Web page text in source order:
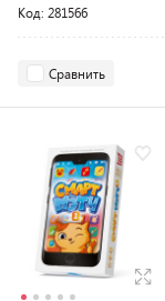
Код: 281566
Сравнить